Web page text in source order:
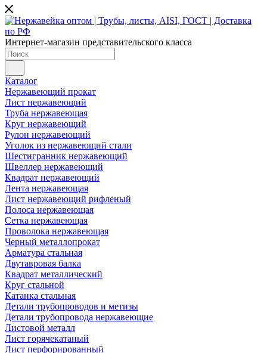
Интернет-магазин представительского класса
Каталог
Нержавеющий прокат
Лист нержавеющий
Труба нержавеющая
Круг нержавеющий
Рулон нержавеющий
Уголок из нержавеющий стали
Шестигранник нержавеющий
Швеллер нержавеющий
Квадрат нержавеющий
Лента нержавеющая
Лист нержавеющий рифленый
Полоса нержавеющая
Сетка нержавеющая
Проволока нержавеющая
Черный металлопрокат
Арматура стальная
Двутавровая балка
Квадрат металлический
Круг стальной
Катанка стальная
Детали трубопроводов и метизы
Детали трубопровода нержавеющие
Листовой металл
Лист горячекатаный
Лист перфорированный